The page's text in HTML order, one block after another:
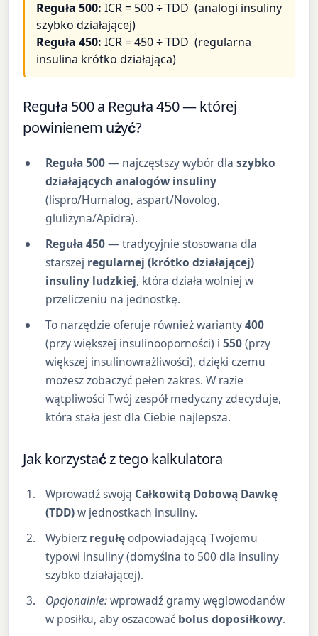
Reguła 500: ICR = 500 ÷ TDD (analogi insuliny
szybko działającej)
Reguła 450: ICR = 450 ÷ TDD (regularna
insulina krótko działająca)
Reguła 500 a Reguła 450 — której
powinienem użyć?
Reguła 500— najczęstszy wybór dlaszybko
działających analogów insuliny
(lispro/Humalog, aspart/Novolog,
glulizyna/Apidra).
Reguła 450— tradycyjnie stosowana dla
starszej regularnej (krótko działającej)
insuliny ludzkiej, która działa wolniej w
przeliczeniu na jednostkę.
To narzędzie oferuje również warianty400
(przy większej insulinooporności) i550(przy
większej insulinowrażliwości), dzięki czemu
możesz zobaczyć pełen zakres. W razie
wątpliwości Twój zespół medyczny zdecyduje,
która stała jest dla Ciebie najlepsza.
Jak korzystać z tego kalkulatora
Wprowadź swoją Całkowitą Dobową Dawkę
(TDD)w jednostkach insuliny.
Wybierz regułę odpowiadającą Twojemu
typowi insuliny (domyślna to 500 dla insuliny
szybko działającej).
Opcjonalnie:wprowadź gramy węglowodanów
w posiłku, aby oszacować bolus doposiłkowy.